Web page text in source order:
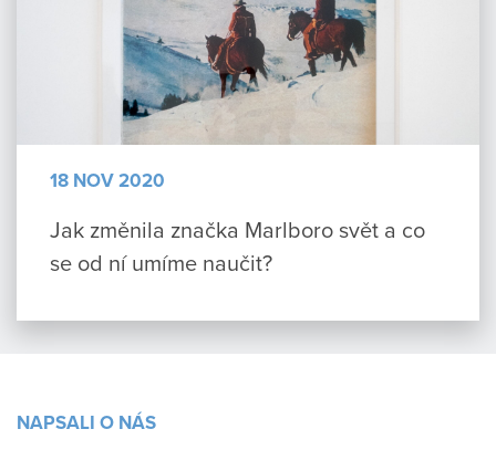
18 NOV 2020
Jak změnila značka Marlboro svět a co
se od ní umíme naučit?
NAPSALI O NÁS